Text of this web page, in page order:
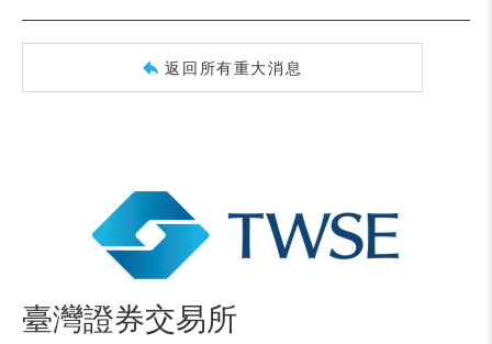
返回所有重大消息
臺灣證券交易所